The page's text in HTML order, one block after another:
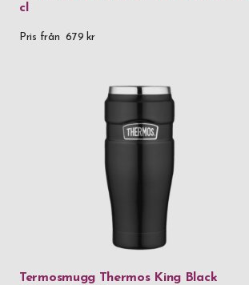
cl
Pris från 679 kr
Termosmugg Thermos King Black